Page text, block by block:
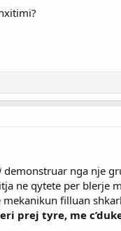
demonstruar nga nje
ne qytete per blerje
filluan
prej tyre, me